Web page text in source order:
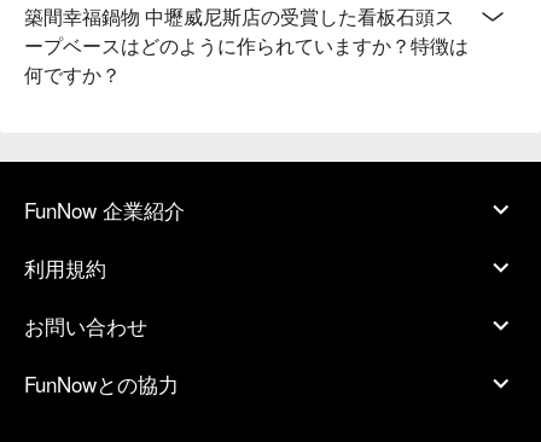
築間幸福鍋物 中壢威尼斯店の受賞した看板石頭ス
ープベースはどのように作られていますか？特徴は
何ですか？
FunNow 企業紹介
利用規約
お問い合わせ
FunNowとの協力